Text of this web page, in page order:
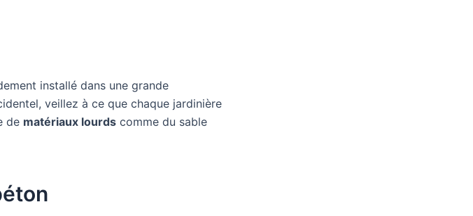
installé dans une grande
veillez à ce que chaque jardinière
de matériaux lourds comme du sable